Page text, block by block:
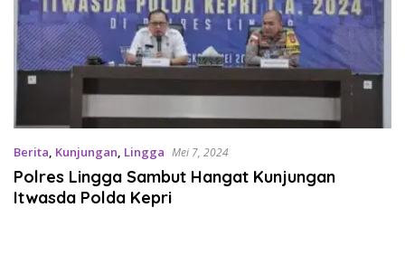
Berita, Kunjungan, Lingga Mei 7, 2024
Polres Lingga Sambut Hangat Kunjungan
Itwasda Polda Kepri